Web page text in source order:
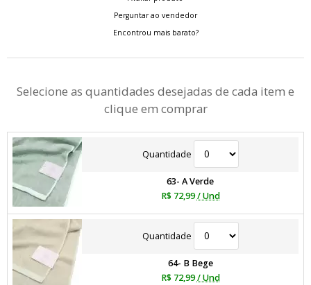
Perguntar ao vendedor
Encontrou mais barato?
Selecione as quantidades desejadas de cada item e
clique em comprar
Quantidade
63- A Verde
R$ 72,99 / Und
Quantidade
64- B Bege
R$ 72,99 / Und